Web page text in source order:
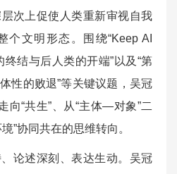
次上促使人类重新审视自我
个文明形态。围绕“Keep AI
终结与后人类的开端”以及“第
性的败退”等关键议题，吴冠
向“共生”、从“主体—对象”二
”协同共在的思维转向。
论述深刻、表达生动。吴冠